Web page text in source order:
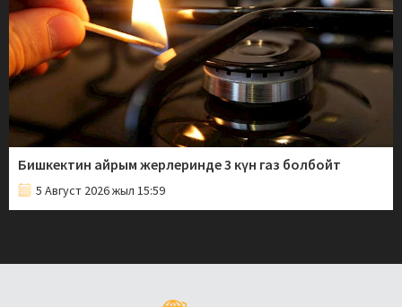
Бишкектин айрым жерлеринде 3 күн газ болбойт
5 Август 2026 жыл 15:59